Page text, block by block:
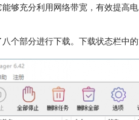
够充分利用网络带宽，有效提高
个部分进行下载。下载状态栏中